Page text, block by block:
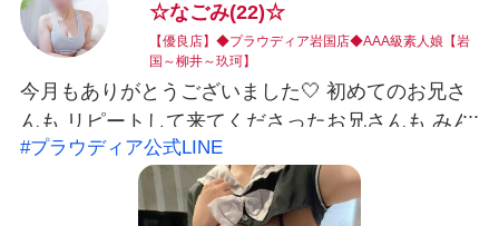
☆なごみ(22)☆
【優良店】◆プラウディア岩国店◆AAA級素人娘【岩
国～柳井～玖珂】
今月もありがとうございました🤍 初めてのお兄さ
んも リピートして来てくださったお兄さんも みん
な会えて嬉しかったです！ また8月もお願いします
🐰🤍 このコスプレ、 綺麗におっぱいがまん丸に見
えて 嬉しかったから お兄さんにも見てもらいたい
#プラウディア公式LINE